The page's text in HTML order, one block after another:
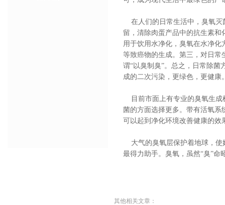
在人们的日常生活中，臭氧灭
留，清除肉蛋产品中的抗生素
用于饮用水净化，臭氧在水净化
等致癌物的生成。第三，对日常
谓“以臭制臭”。总之，日常除菌
成的二次污染，更绿色，更健
目前市面上有专业的臭氧生成
菌的方面选择更多。带有活氧系
可以起到净化环境改善健康的效
大气的臭氧层保护着地球，使
最得力助手。臭氧，虽然“臭”
其他相关文章：